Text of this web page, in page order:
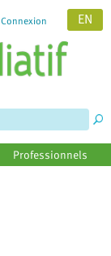
Connexion EN
Professionnels